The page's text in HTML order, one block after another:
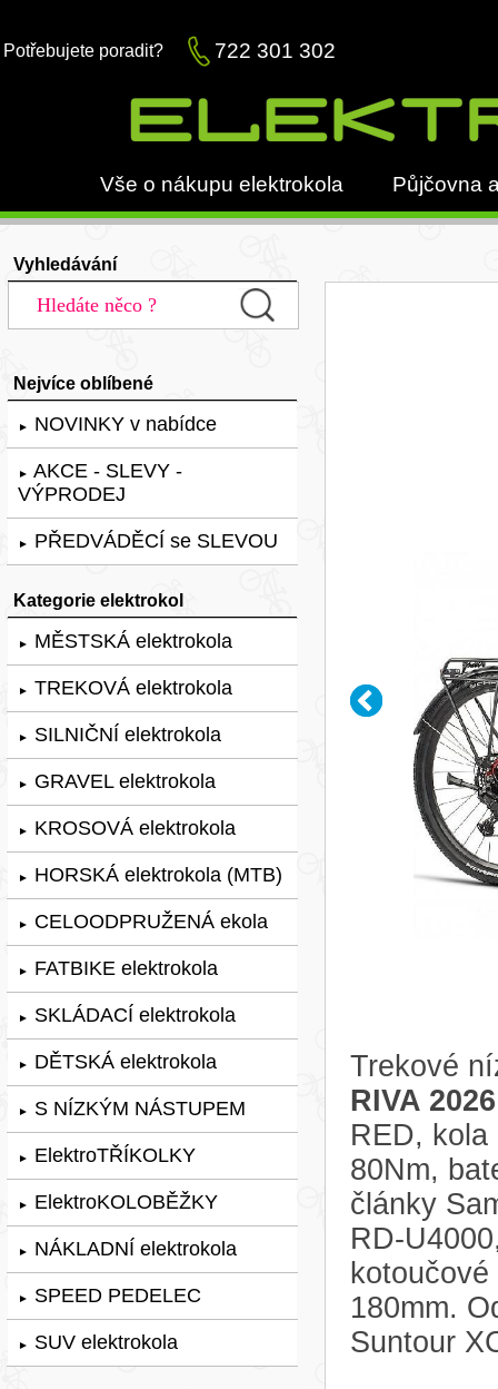
Potřebujete poradit? 722 301 302
Vše o nákupu elektrokola Půjčovna
Vyhledávání
Nejvíce oblíbené
► NOVINKY v nabídce
► AKCE - SLEVY -
VÝPRODEJ
► PŘEDVÁDĚCÍ se SLEVOU
Kategorie elektrokol
► MĚSTSKÁ elektrokola
► TREKOVÁ elektrokola
► SILNIČNÍ elektrokola
► GRAVEL elektrokola
► KROSOVÁ elektrokola
► HORSKÁ elektrokola (MTB)
► CELOODPRUŽENÁ ekola
► FATBIKE elektrokola
► SKLÁDACÍ elektrokola
► DĚTSKÁ elektrokola
► S NÍZKÝM NÁSTUPEM
► ElektroTŘÍKOLKY
► ElektroKOLOBĚŽKY
► NÁKLADNÍ elektrokola
► SPEED PEDELEC
► SUV elektrokola
Trekové
RIVA 2026
RED, kola
80Nm,
články
RD-
180mm.
Suntour